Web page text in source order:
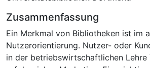
Zusammenfassung
Ein Merkmal von Bibliotheken ist im
Nutzerorientierung. Nutzer- oder
in der betriebswirtschaftlichen Lehre